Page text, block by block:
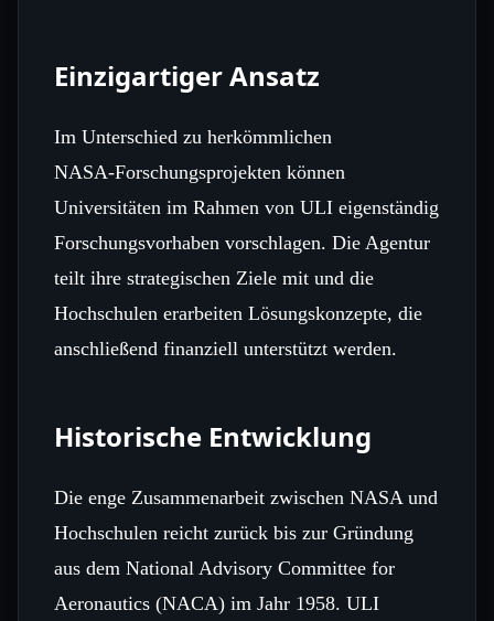
Einzigartiger Ansatz
Im Unterschied zu herkömmlichen
NASA‑Forschungsprojekten können
Universitäten im Rahmen von ULI eigenständig
Forschungsvorhaben vorschlagen. Die Agentur
teilt ihre strategischen Ziele mit und die
Hochschulen erarbeiten Lösungskonzepte, die
anschließend finanziell unterstützt werden.
Historische Entwicklung
Die enge Zusammenarbeit zwischen NASA und
Hochschulen reicht zurück bis zur Gründung
aus dem National Advisory Committee for
Aeronautics (NACA) im Jahr 1958. ULI